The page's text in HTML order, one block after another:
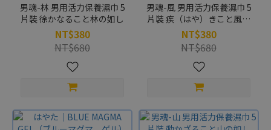
男魂-林 男用活力保養濕巾 5
片裝 徐かなること林の如し
NT$380
NT$680
男魂-風 男用活力保養濕巾 5
片裝 疾（はや）きこと風の
如く
NT$380
NT$680